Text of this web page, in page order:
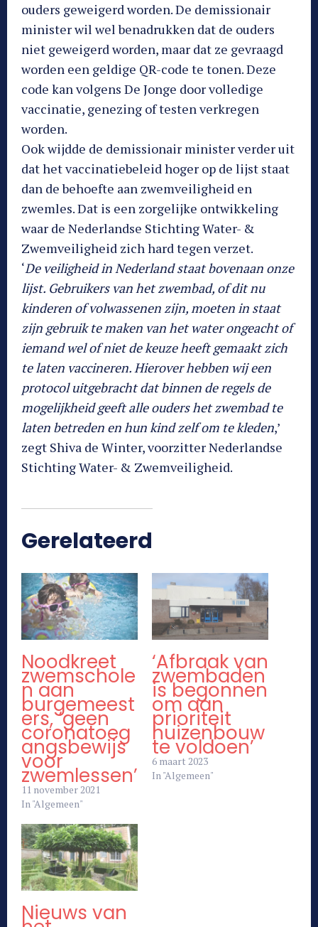
ouders geweigerd worden. De demissionair
minister wil wel benadrukken dat de ouders
niet geweigerd worden, maar dat ze gevraagd
worden een geldige QR-code te tonen. Deze
code kan volgens De Jonge door volledige
vaccinatie, genezing of testen verkregen
worden.
Ook wijdde de demissionair minister verder uit
dat het vaccinatiebeleid hoger op de lijst staat
dan de behoefte aan zwemveiligheid en
zwemles. Dat is een zorgelijke ontwikkeling
waar de Nederlandse Stichting Water- &
Zwemveiligheid zich hard tegen verzet.
‘De veiligheid in Nederland staat bovenaan onze
lijst. Gebruikers van het zwembad, of dit nu
kinderen of volwassenen zijn, moeten in staat
zijn gebruik te maken van het water ongeacht of
iemand wel of niet de keuze heeft gemaakt zich
te laten vaccineren. Hierover hebben wij een
protocol uitgebracht dat binnen de regels de
mogelijkheid geeft alle ouders het zwembad te
laten betreden en hun kind zelf om te kleden,’
zegt Shiva de Winter, voorzitter Nederlandse
Stichting Water- & Zwemveiligheid.
Gerelateerd
Noodkreet
zwemschole
n aan
burgemeest
ers, ‘geen
coronatoeg
angsbewijs
voor
zwemlessen’
11 november 2021
In "Algemeen"
‘Afbraak van
zwembaden
is begonnen
om aan
prioriteit
huizenbouw
te voldoen’
6 maart 2023
In "Algemeen"
Nieuws van